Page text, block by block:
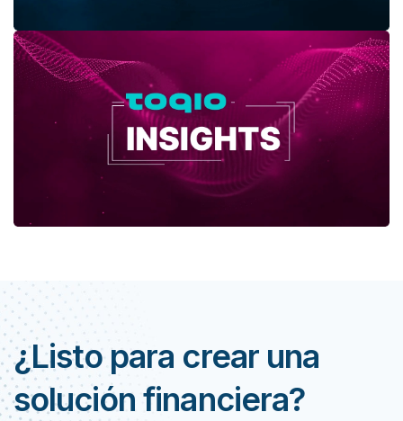
¿Listo para crear una
solución financiera?